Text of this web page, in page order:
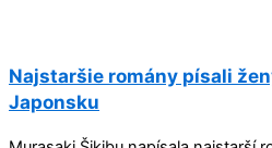
Najstaršie romány písali
Japonsku